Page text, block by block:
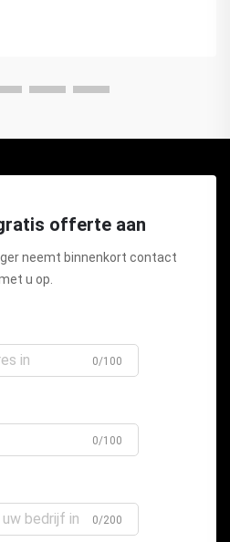
offerte aan
neemt binnenkort contact
u op.
0/100
0/100
0/200